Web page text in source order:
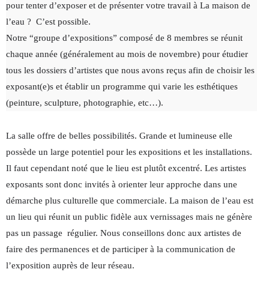
pour tenter d’exposer et de présenter votre travail à La maison de
l’eau ? C’est possible.
Notre “groupe d’expositions” composé de 8 membres se réunit
chaque année (généralement au mois de novembre) pour étudier
tous les dossiers d’artistes que nous avons reçus afin de choisir les
exposant(e)s et établir un programme qui varie les esthétiques
(peinture, sculpture, photographie, etc…).
La salle offre de belles possibilités. Grande et lumineuse elle
possède un large potentiel pour les expositions et les installations.
Il faut cependant noté que le lieu est plutôt excentré. Les artistes
exposants sont donc invités à orienter leur approche dans une
démarche plus culturelle que commerciale. La maison de l’eau est
un lieu qui réunit un public fidèle aux vernissages mais ne génère
pas un passage régulier. Nous conseillons donc aux artistes de
faire des permanences et de participer à la communication de
l’exposition auprès de leur réseau.